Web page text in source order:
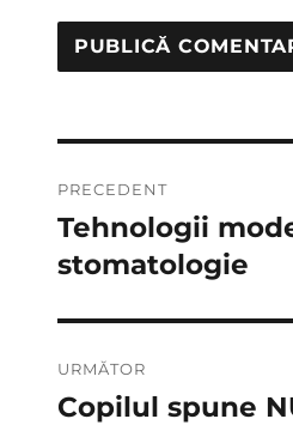
în
articole
PRECEDENT
Articolul
anterior:
Tehnologii
stomatologie
URMĂTOR
Articolul
Copilul spune